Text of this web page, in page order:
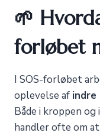
🌱
forløbet
I SOS-forløbet
oplevelse af indre
Både i kroppen
handler ofte om